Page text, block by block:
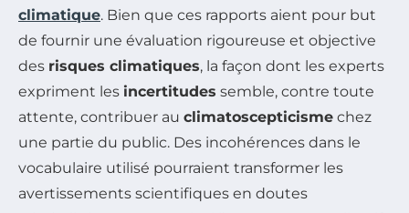
climatique. Bien que ces rapports aient pour but
de fournir une évaluation rigoureuse et objective
des risques climatiques, la façon dont les experts
expriment les incertitudes semble, contre toute
attente, contribuer au climatoscepticisme chez
une partie du public. Des incohérences dans le
vocabulaire utilisé pourraient transformer les
avertissements scientifiques en doutes